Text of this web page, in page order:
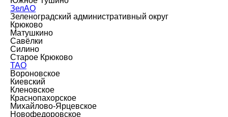
ЗелАО
Зеленоградский административный округ
Крюково
Матушкино
Савёлки
Силино
Старое Крюково
ТАО
Вороновское
Киевский
Кленовское
Краснопахорское
Михайлово-Ярцевское
Новофедоровское